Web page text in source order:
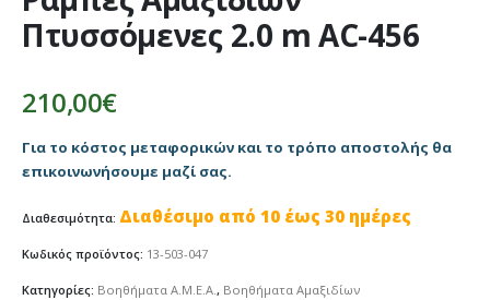
Πτυσσόμενες 2.0 m AC-456
210,00€
Για το κόστος μεταφορικών και το τρόπο αποστολής θα
επικοινωνήσουμε μαζί σας.
Διαθεσιμότητα: Διαθέσιμο από 10 έως 30 ημέρες
Κωδικός προϊόντος: 13-503-047
Κατηγορίες: Βοηθήματα Α.Μ.Ε.Α., Βοηθήματα Αμαξιδίων